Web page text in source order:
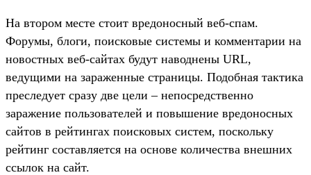
На втором месте стоит вредоносный веб-спам.
Форумы, блоги, поисковые системы и комментарии на
новостных веб-сайтах будут наводнены URL,
ведущими на зараженные страницы. Подобная тактика
преследует сразу две цели – непосредственно
заражение пользователей и повышение вредоносных
сайтов в рейтингах поисковых систем, поскольку
рейтинг составляется на основе количества внешних
ссылок на сайт.